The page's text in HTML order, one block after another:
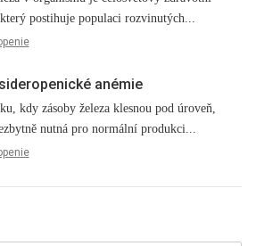
postihuje populaci rozvinutých...
anémie
kdy zásoby železa klesnou pod úroveň,
nutná pro normální produkci...